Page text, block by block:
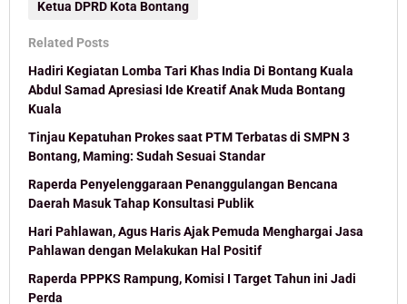
Ketua DPRD Kota Bontang
Related Posts
Hadiri Kegiatan Lomba Tari Khas India Di Bontang Kuala
Abdul Samad Apresiasi Ide Kreatif Anak Muda Bontang
Kuala
Tinjau Kepatuhan Prokes saat PTM Terbatas di SMPN 3
Bontang, Maming: Sudah Sesuai Standar
Raperda Penyelenggaraan Penanggulangan Bencana
Daerah Masuk Tahap Konsultasi Publik
Hari Pahlawan, Agus Haris Ajak Pemuda Menghargai Jasa
Pahlawan dengan Melakukan Hal Positif
Raperda PPPKS Rampung, Komisi I Target Tahun ini Jadi
Perda